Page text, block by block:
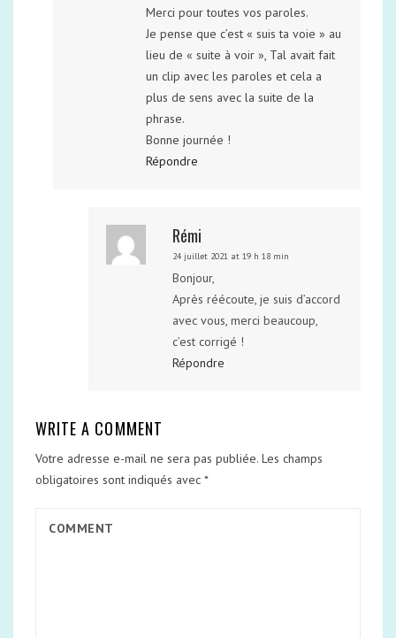
Merci pour toutes vos paroles.
Je pense que c’est « suis ta voie » au
lieu de « suite à voir », Tal avait fait
un clip avec les paroles et cela a
plus de sens avec la suite de la
phrase.
Bonne journée !
Répondre
Rémi
24 juillet 2021 at 19 h 18 min
Bonjour,
Après réécoute, je suis d’accord
avec vous, merci beaucoup,
c’est corrigé !
Répondre
WRITE A COMMENT
Votre adresse e-mail ne sera pas publiée. Les champs
obligatoires sont indiqués avec *